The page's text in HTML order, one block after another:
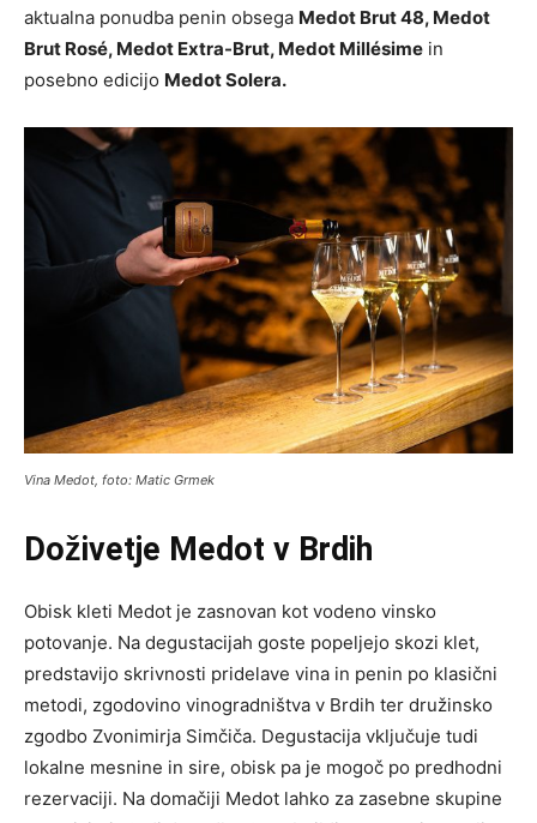
aktualna ponudba penin obsega Medot Brut 48, Medot
Brut Rosé, Medot Extra-Brut, Medot Millésime in
posebno edicijo Medot Solera.
Vina Medot, foto: Matic Grmek
Doživetje Medot v Brdih
Obisk kleti Medot je zasnovan kot vodeno vinsko
potovanje. Na degustacijah goste popeljejo skozi klet,
predstavijo skrivnosti pridelave vina in penin po klasični
metodi, zgodovino vinogradništva v Brdih ter družinsko
zgodbo Zvonimirja Simčiča. Degustacija vključuje tudi
lokalne mesnine in sire, obisk pa je mogoč po predhodni
rezervaciji. Na domačiji Medot lahko za zasebne skupine